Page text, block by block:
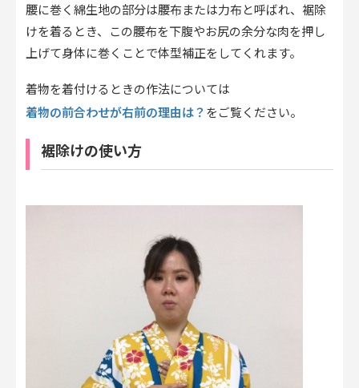
腰に巻く綿生地の部分は腰布または力布と呼ばれ、裾除
けを着るとき、この腰布を下腹やお尻の余分な肉を押し
上げて身体に巻くことで体型補正をしてくれます。
着物を着付けるときの作法については
着物の前合わせが右前の理由は？ をご覧ください。
裾除けの使い方